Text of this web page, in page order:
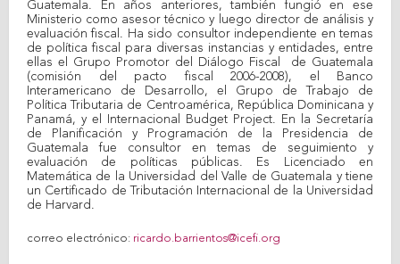
Guatemala. En años anteriores, también fungió en ese
Ministerio como asesor técnico y luego director de análisis y
evaluación fiscal. Ha sido consultor independiente en temas
de política fiscal para diversas instancias y entidades, entre
ellas el Grupo Promotor del Diálogo Fiscal de Guatemala
(comisión del pacto fiscal 2006-2008), el Banco
Interamericano de Desarrollo, el Grupo de Trabajo de
Política Tributaria de Centroamérica, República Dominicana y
Panamá, y el Internacional Budget Project. En la Secretaría
de Planificación y Programación de la Presidencia de
Guatemala fue consultor en temas de seguimiento y
evaluación de políticas públicas. Es Licenciado en
Matemática de la Universidad del Valle de Guatemala y tiene
un Certificado de Tributación Internacional de la Universidad
de Harvard.
correo electrónico: ricardo.barrientos@icefi.org